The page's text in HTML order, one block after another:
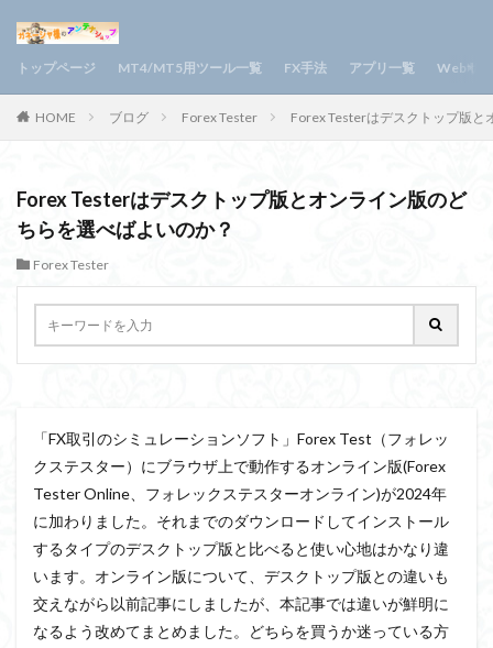
トップページ MT4/MT5用ツール一覧 FX手法 アプリ一覧 Webサ
HOME ブログ Forex Tester Forex Testerはデスクトップ版と
Forex Testerはデスクトップ版とオンライン版のど
ちらを選べばよいのか？
Forex Tester
「FX取引のシミュレーションソフト」Forex Test（フォレッ
クステスター）にブラウザ上で動作するオンライン版(Forex
Tester Online、フォレックステスターオンライン)が2024年
に加わりました。それまでのダウンロードしてインストール
するタイプのデスクトップ版と比べると使い心地はかなり違
います。オンライン版について、デスクトップ版との違いも
交えながら以前記事にしましたが、本記事では違いが鮮明に
なるよう改めてまとめました。どちらを買うか迷っている方